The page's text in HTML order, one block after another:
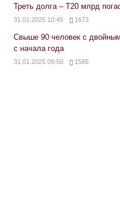
Треть долга – Т20 млрд
31.01.2025 10:45 1673
Свыше 90 человек с
с начала года
31.01.2025 09:50 1585